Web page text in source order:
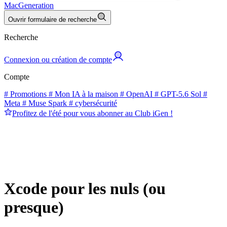
MacGeneration
Ouvrir formulaire de recherche
Recherche
Connexion ou création de compte
Compte
# Promotions # Mon IA à la maison # OpenAI # GPT-5.6 Sol #
Meta # Muse Spark # cybersécurité
Profitez de l'été pour vous abonner au Club iGen !
Xcode pour les nuls (ou
presque)